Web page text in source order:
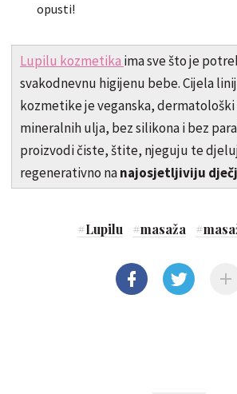
opusti!
Lupilu kozmetika ima sve što je
svakodnevnu higijenu bebe. Cijela
kozmetike je veganska,
mineralnih ulja, bez silikona i bez
proizvodi čiste, štite, njeguju te
regenerativno nanajosjetljiviju
#Lupilu #masaža #